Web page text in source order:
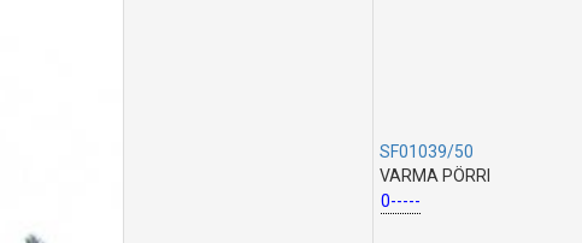
SF01039/50
VARMA PÖRRI
0-----